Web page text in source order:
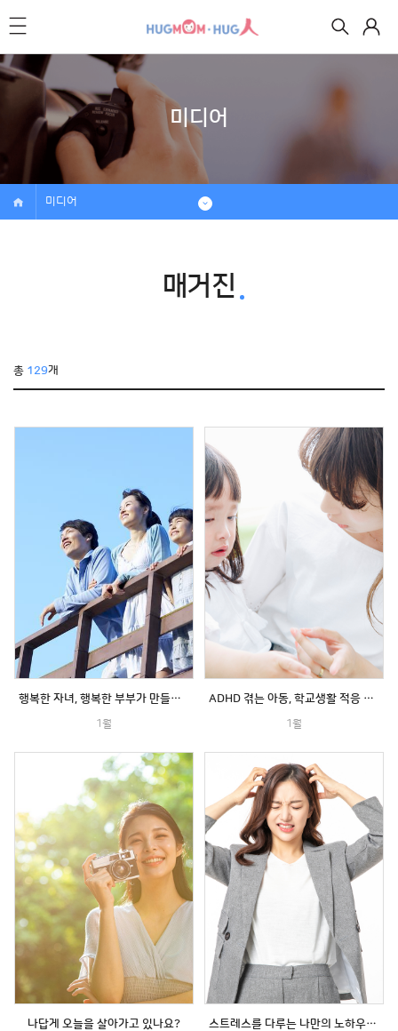
미디어
미디어
매거진
총 129개
행복한 자녀, 행복한 부부가 만들어냅니다
1월
ADHD 겪는 아동, 학교생활 적응 돕기
1월
나답게 오늘을 살아가고 있나요? 스트레스를 다루는 나만의 노하우가 있나요?